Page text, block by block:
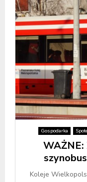
Gospodarka
WAŻNE:
Koleje